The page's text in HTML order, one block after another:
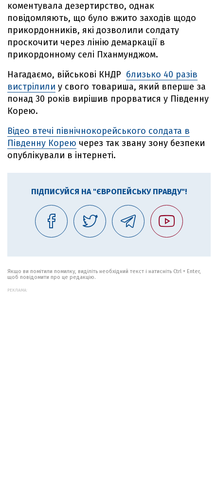
коментувала дезертирство, однак
повідомляють, що було вжито заходів щодо
прикордонників, які дозволили солдату
проскочити через лінію демаркації в
прикордонному селі Пханмунджом.
Нагадаємо, військові КНДР близько 40 разів
вистрілили у свого товариша, який вперше за
понад 30 років вирішив прорватися у Південну
Корею.
Відео втечі північнокорейського солдата в
Південну Корею через так звану зону безпеки
опублікували в інтернеті.
ПІДПИСУЙСЯ НА "ЄВРОПЕЙСЬКУ ПРАВДУ"!
Якщо ви помітили помилку, виділіть необхідний текст і натисніть Ctrl + Enter,
щоб повідомити про це редакцію.
РЕКЛАМА: